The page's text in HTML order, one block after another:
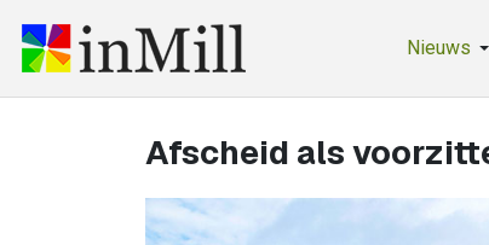
Nieuws
Afscheid als